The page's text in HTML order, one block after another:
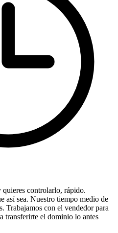
quieres controlarlo, rápido.
así sea. Nuestro tiempo medio de
Trabajamos con el vendedor para
transferirte el dominio lo antes